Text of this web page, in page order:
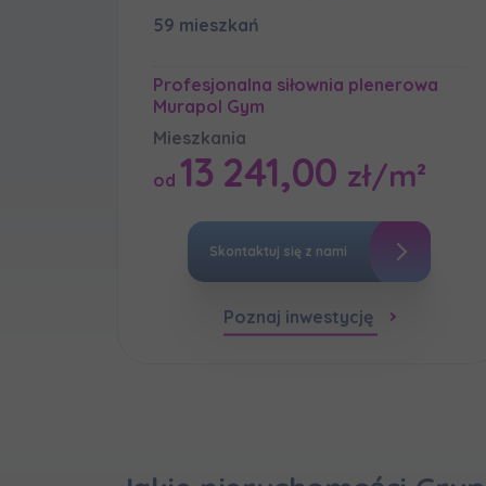
59 mieszkań
Profesjonalna siłownia plenerowa
Murapol Gym
Mieszkania
od 13 241,00 zł/m²
Skontaktuj się z nami
Poznaj inwestycję
Imię i
E-mail
Регламент